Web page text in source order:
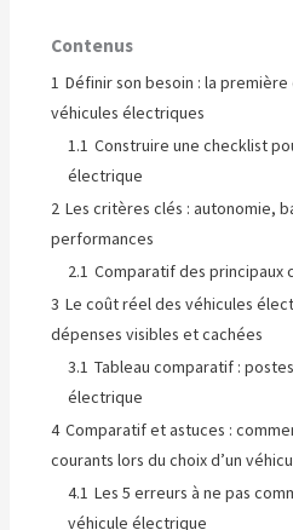
Contenus
1 Définir son besoin : la
véhicules électriques
1.1 Construire une checklist
électrique
2 Les critères clés : autonomie,
performances
2.1 Comparatif des principaux
3 Le coût réel des véhicules
dépenses visibles et cachées
3.1 Tableau comparatif :
électrique
4 Comparatif et astuces :
courants lors du choix d’un
4.1 Les 5 erreurs à ne pas
véhicule électrique